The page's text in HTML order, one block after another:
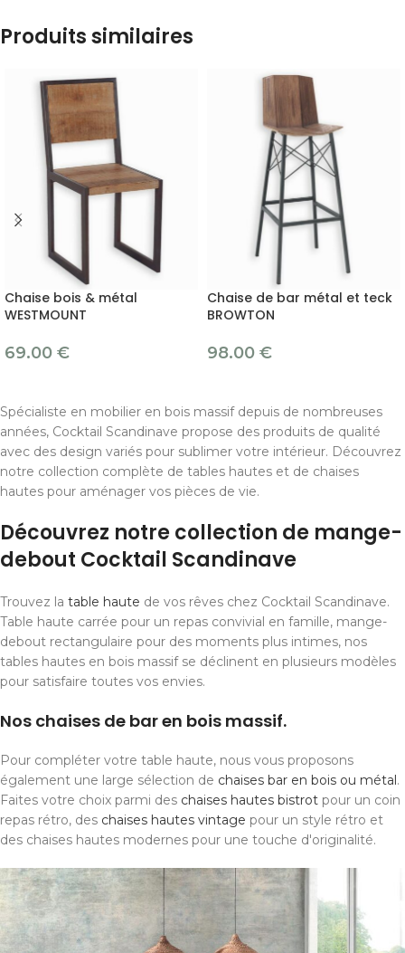
Produits similaires
Chaise bois & métal
WESTMOUNT
69.00 €
Chaise de bar métal et teck
BROWTON
98.00 €
Spécialiste en mobilier en bois massif depuis de nombreuses
années, Cocktail Scandinave propose des produits de qualité
avec des design variés pour sublimer votre intérieur. Découvrez
notre collection complète de tables hautes et de chaises
hautes pour aménager vos pièces de vie.
Découvrez notre collection de mange-
debout Cocktail Scandinave
Trouvez la table haute de vos rêves chez Cocktail Scandinave.
Table haute carrée pour un repas convivial en famille, mange-
debout rectangulaire pour des moments plus intimes, nos
tables hautes en bois massif se déclinent en plusieurs modèles
pour satisfaire toutes vos envies.
Nos chaises de bar en bois massif.
Pour compléter votre table haute, nous vous proposons
également une large sélection de chaises bar en bois ou métal .
Faites votre choix parmi des chaises hautes bistrot pour un coin
repas rétro, des chaises hautes vintage pour un style rétro et
des chaises hautes modernes pour une touche d'originalité.